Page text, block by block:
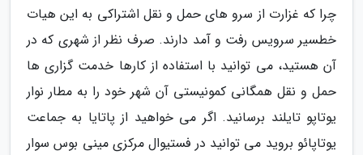
چرا که غزارت از سرو های حمل و نقل اشتراکی به این هیات
خطسیر سرویس رفت و آمد دارند. صرف نظر از شهری که در
آن هستید، می توانید با استفاده از کارها خدمت گزاری ها
حمل و نقل همگانی کمونیستی آن شهر خود را به مطار نوار
یوتاپو تایلند برسانید. اگر می خواهید از پاتایا به جماعت
یوتاپائو بروید می توانید در فستیوال مرکزی مینی بوس سوار